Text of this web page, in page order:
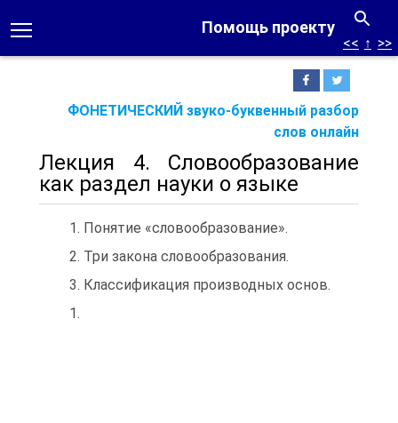
Помощь проекту
ФОНЕТИЧЕСКИЙ звуко-буквенный разбор
слов онлайн
<< ↑ >>
Лекция 4. Словообразование
как раздел науки о языке
1. Понятие «словообразование».
2. Три закона словообразования.
3. Классификация производных основ.
1.